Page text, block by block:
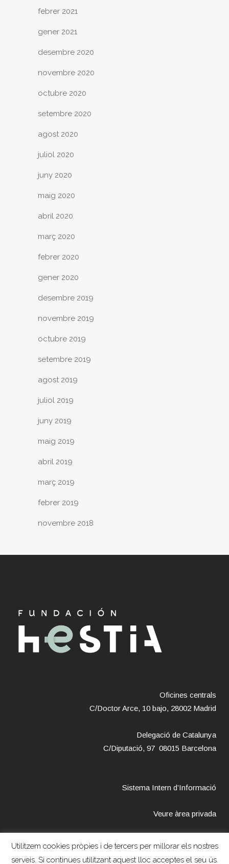
febrer 2021
gener 2021
desembre 2020
novembre 2020
octubre 2020
setembre 2020
agost 2020
juliol 2020
juny 2020
maig 2020
abril 2020
març 2020
febrer 2020
gener 2020
desembre 2019
novembre 2019
octubre 2019
setembre 2019
agost 2019
juliol 2019
juny 2019
maig 2019
abril 2019
març 2019
febrer 2019
novembre 2018
Oficines centrals
C/Doctor Arce, 10 bajo, 28002 Madrid
Delegació de Catalunya
C/Diputació, 97 08015 Barcelona
Sistema Intern d’Informació
Veure àrea privada
Utilitzem cookies pròpies i de tercers per millorar els nostres
serveis. Si continues utilitzant aquest lloc acceptes el seu ús.